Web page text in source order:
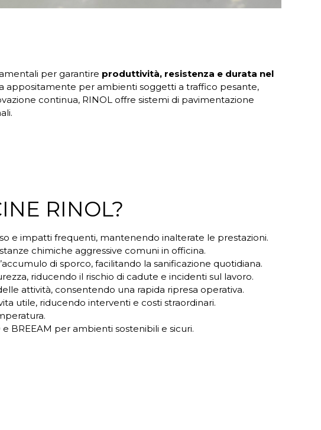
per garantire produttività, resistenza e durata nel
per ambienti soggetti a traffico pesante,
continua, RINOL offre sistemi di pavimentazione
RINOL?
e impatti frequenti, mantenendo inalterate le prestazioni.
chimiche aggressive comuni in officina.
di sporco, facilitando la sanificazione quotidiana.
riducendo il rischio di cadute e incidenti sul lavoro.
attività, consentendo una rapida ripresa operativa.
utile, riducendo interventi e costi straordinari.
e BREEAM per ambienti sostenibili e sicuri.